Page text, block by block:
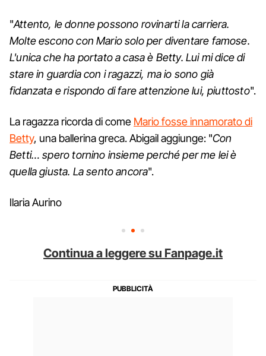
"Attento, le donne possono rovinarti la carriera.
Molte escono con Mario solo per diventare famose.
L'unica che ha portato a casa è Betty. Lui mi dice di
stare in guardia con i ragazzi, ma io sono già
fidanzata e rispondo di fare attenzione lui, piuttosto".
La ragazza ricorda di come Mario fosse innamorato di
Betty, una ballerina greca. Abigail aggiunge: "Con
Betti… spero tornino insieme perché per me lei è
quella giusta. La sento ancora".
Ilaria Aurino
Continua a leggere su Fanpage.it